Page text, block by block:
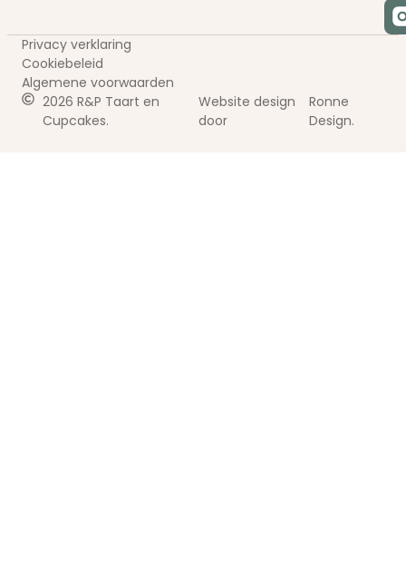
2026 R&P Taart en
Cupcakes.
Website design
door
Ronne
Design.
Privacy verklaring
Cookiebeleid
Algemene voorwaarden